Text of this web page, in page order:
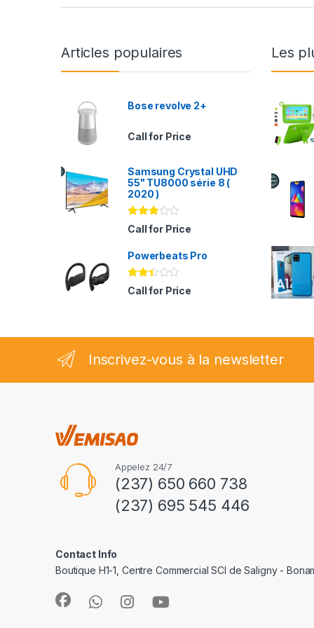
Articles populaires
Bose revolve 2+
Call for Price
Samsung Crystal UHD
55" TU8000 série 8 (
2020 )
Note
2.94
Call for Price
Powerbeats Pro
Note
2.35
Call for Price
Les
Inscrivez-vous à la newsletter
Appelez 24/7
(237) 650 660 738
(237) 695 545 446
Contact Info
Boutique H1-1, Centre Commercial SCI de Saligny -